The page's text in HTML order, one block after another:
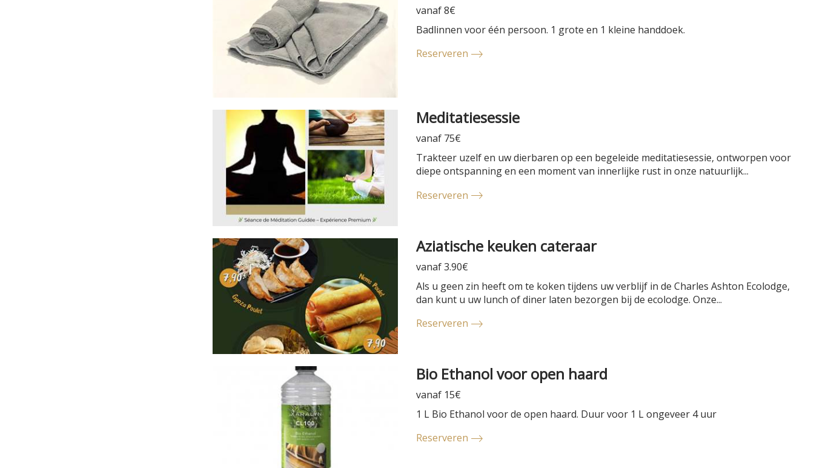
vanaf 8€
Badlinnen voor één persoon. 1 grote en 1 kleine handdoek.
Reserveren
Meditatiesessie
vanaf 75€
Trakteer uzelf en uw dierbaren op een begeleide meditatiesessie, ontworpen voor
diepe ontspanning en een moment van innerlijke rust in onze natuurlijk...
Reserveren
Aziatische keuken cateraar
vanaf 3.90€
Als u geen zin heeft om te koken tijdens uw verblijf in de Charles Ashton Ecolodge,
dan kunt u uw lunch of diner laten bezorgen bij de ecolodge. Onze...
Reserveren
Bio Ethanol voor open haard
vanaf 15€
1 L Bio Ethanol voor de open haard. Duur voor 1 L ongeveer 4 uur
Reserveren